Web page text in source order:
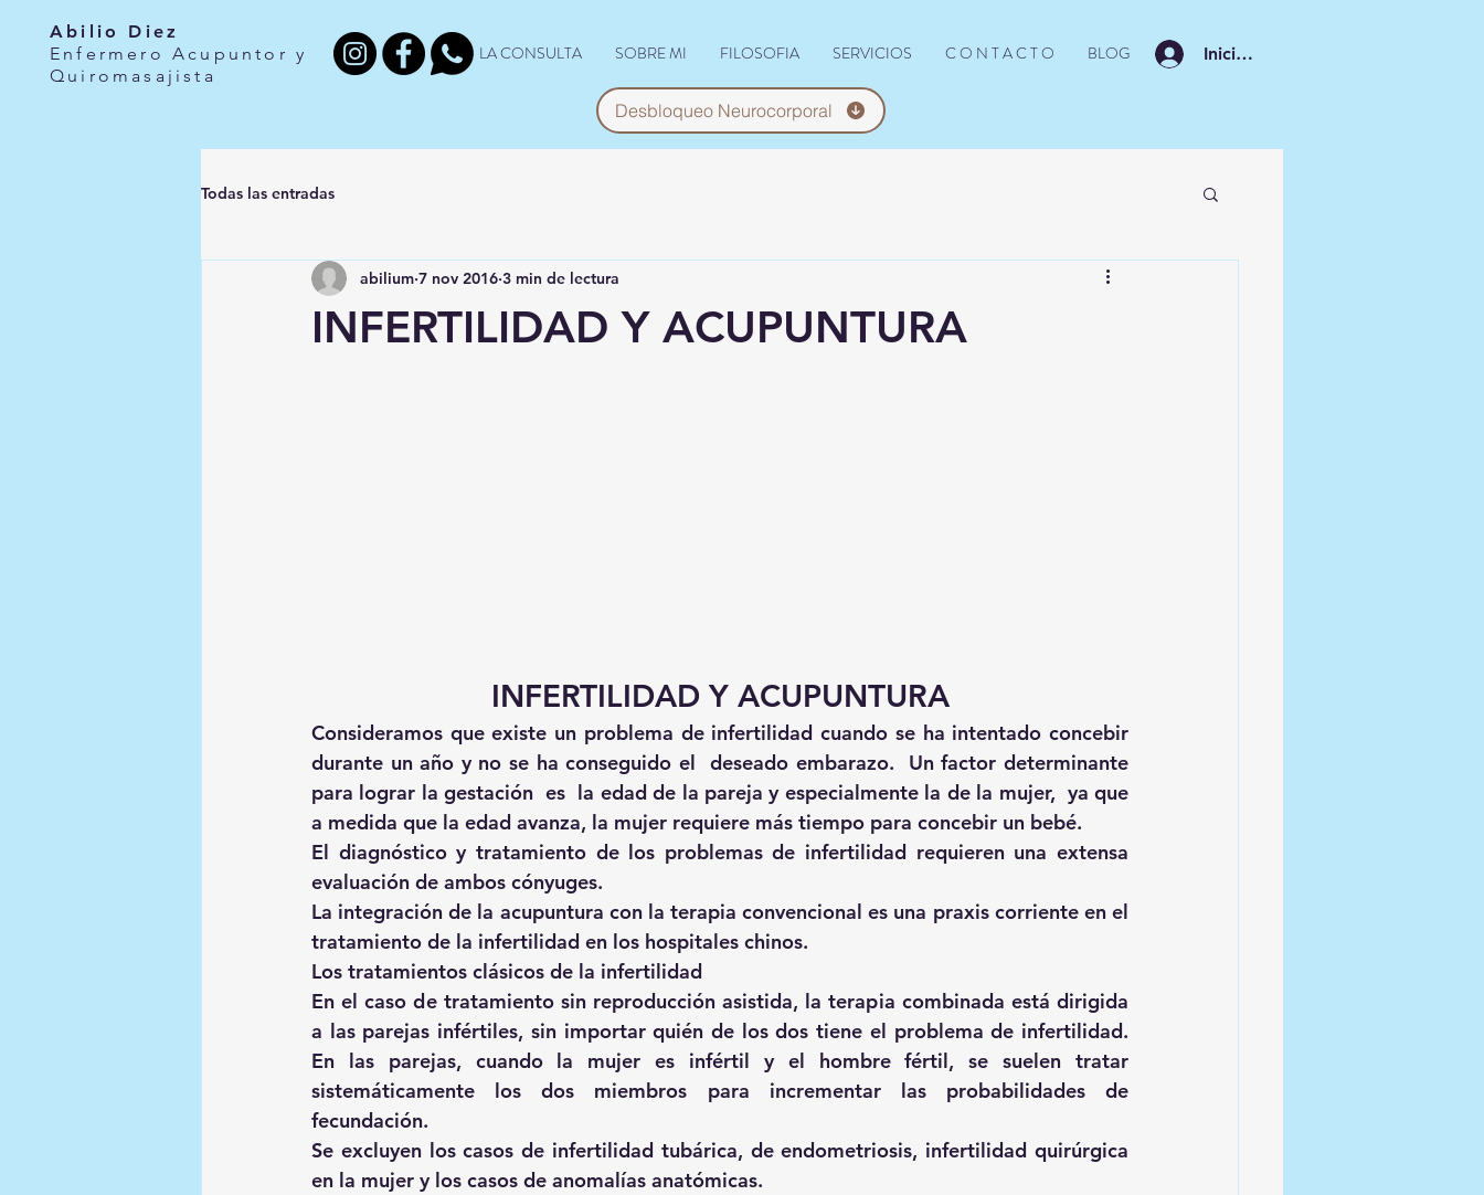
Abilio Diez
Enfermero Acupuntor y
Quiromasajista
LA CONSULTA SOBRE MI FILOSOFIA SERVICIOS C O N T A C T O BLOG Iniciar sesión
Desbloqueo Neurocorporal
Todas las entradas
INFERTILIDAD Y ACUPUNTURA
abilium 7 nov 2016 3 min de lectura
INFERTILIDAD Y ACUPUNTURA
Consideramos que existe un problema de infertilidad cuando se ha intentado concebir
durante un año y no se ha conseguido el  deseado embarazo.  Un factor determinante
para lograr la gestación  es  la edad de la pareja y especialmente la de la mujer,  ya que
a medida que la edad avanza, la mujer requiere más tiempo para concebir un bebé.
El diagnóstico y tratamiento de los problemas de infertilidad requieren una extensa
evaluación de ambos cónyuges.
La integración de la acupuntura con la terapia convencional es una praxis corriente en el
tratamiento de la infertilidad en los hospitales chinos.
Los tratamientos clásicos de la infertilidad
En el caso de tratamiento sin reproducción asistida, la terapia combinada está dirigida
a las parejas infértiles, sin importar quién de los dos tiene el problema de infertilidad.
En las parejas, cuando la mujer es infértil y el hombre fértil, se suelen tratar
sistemáticamente los dos miembros para incrementar las probabilidades de
fecundación.
Se excluyen los casos de infertilidad tubárica, de endometriosis, infertilidad quirúrgica
en la mujer y los casos de anomalías anatómicas.